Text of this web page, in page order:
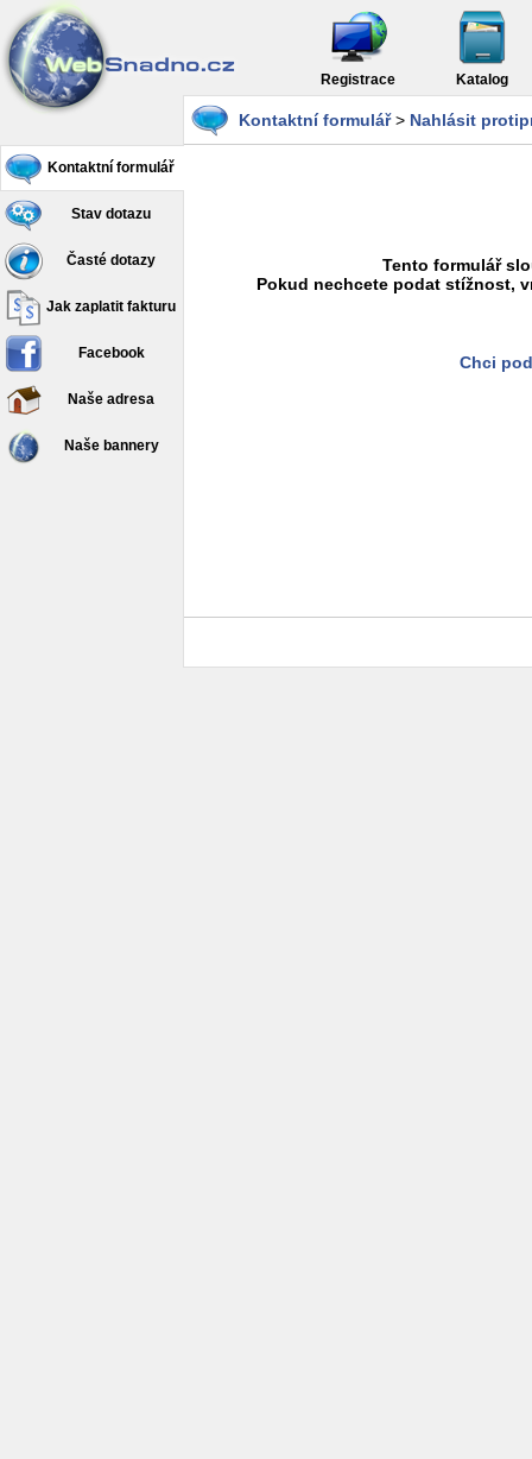
Registrace Katalog
Kontaktní formulář
Stav dotazu
Časté dotazy
Jak zaplatit fakturu
Facebook
Naše adresa
Naše bannery
Kontaktní formulář> Nahlásit
Tento formulář
Pokud nechcete podat stížnost,
Chci